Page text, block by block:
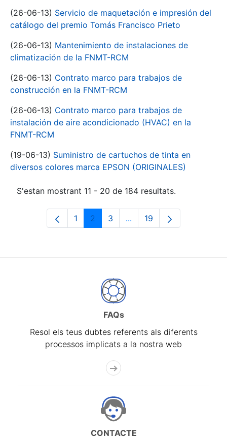
(26-06-13) Servicio de maquetación e impresión del
catálogo del premio Tomás Francisco Prieto
(26-06-13) Mantenimiento de instalaciones de
climatización de la FNMT-RCM
(26-06-13) Contrato marco para trabajos de
construcción en la FNMT-RCM
(26-06-13) Contrato marco para trabajos de
instalación de aire acondicionado (HVAC) en la
FNMT-RCM
(19-06-13) Suministro de cartuchos de tinta en
diversos colores marca EPSON (ORIGINALES)
S'estan mostrant 11 - 20 de 184 resultats.
Pàgina
1 Pàgina
2 Pàgina
3 ...Pàgines intermèdies
Pàgina
19
FAQs
Resol els teus dubtes referents als diferents
processos implicats a la nostra web
CONTACTE